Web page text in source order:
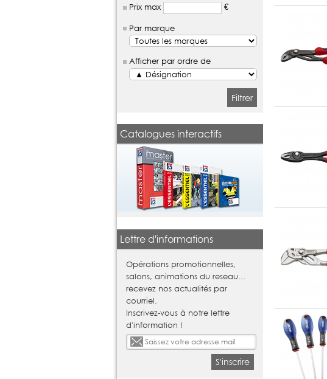
Prix max €
Par marque
Afficher par ordre de
Filtrer
Catalogues interactifs
Lettre d'informations
Opérations promotionnelles,
salons, animations du reseau...
recevez nos actualités par
courriel.
Inscrivez-vous à notre lettre
d'information !
S'inscrire